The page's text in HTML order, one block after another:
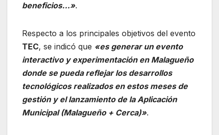
beneficios…».
Respecto a los principales objetivos del evento
TEC, se indicó que «es generar un evento
interactivo y experimentación en Malagueño
donde se pueda reflejar los desarrollos
tecnológicos realizados en estos meses de
gestión y el lanzamiento de la Aplicación
Municipal (Malagueño + Cerca)».